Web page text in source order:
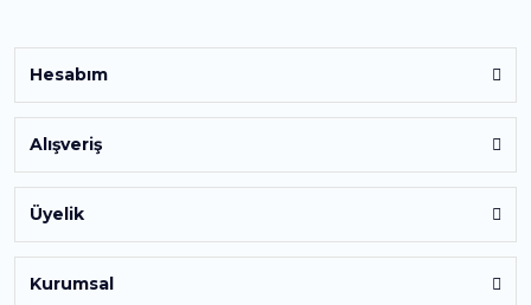
Hesabım
Alışveriş
Üyelik
Kurumsal